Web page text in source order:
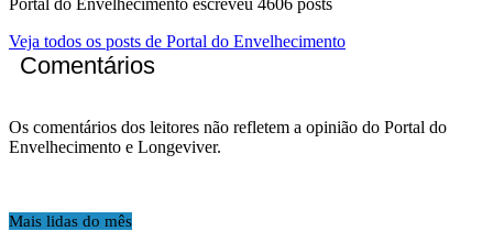
Portal do Envelhecimento escreveu 4606 posts
Veja todos os posts de Portal do Envelhecimento
Comentários
Os comentários dos leitores não refletem a opinião do Portal do
Envelhecimento e Longeviver.
Mais lidas do mês